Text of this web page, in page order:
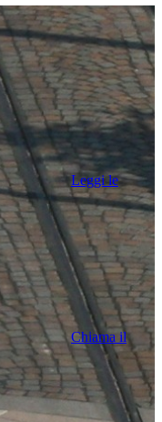
Leggi le
Chiama il